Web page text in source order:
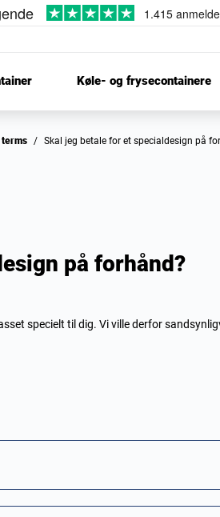
Køle- og frysecontainere
terms / Skal jeg betale for et specialdesign på
på forhånd?
specielt til dig. Vi ville derfor